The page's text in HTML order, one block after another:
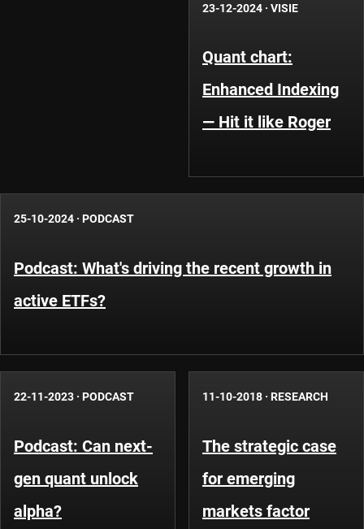
23-12-2024 · VISIE
Quant chart:
Enhanced Indexing
— Hit it like Roger
25-10-2024 · PODCAST
Podcast: What's driving the recent growth in
active ETFs?
22-11-2023 · PODCAST
Podcast: Can next-
gen quant unlock
alpha?
11-10-2018 · RESEARCH
The strategic case
for emerging
markets factor